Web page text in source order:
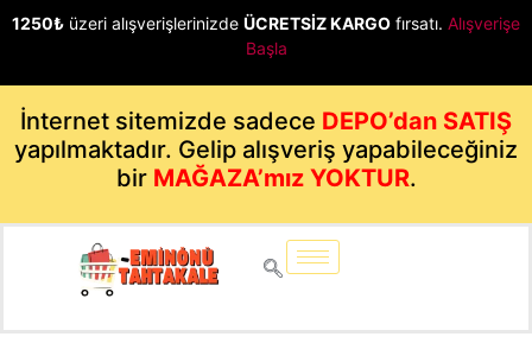
1250₺ üzeri alışverişlerinizde ÜCRETSİZ KARGO fırsatı. Alışverişe
Başla
İnternet sitemizde sadece DEPO’dan SATIŞ
yapılmaktadır. Gelip alışveriş yapabileceğiniz
bir MAĞAZA’mız YOKTUR.